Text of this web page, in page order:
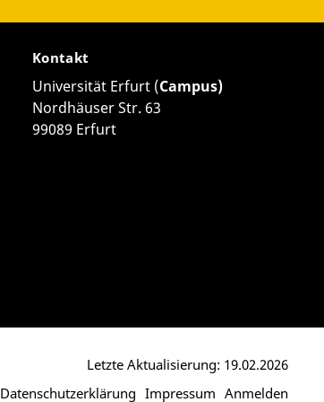
Kontakt
Universität Erfurt (Campus)
Nordhäuser Str. 63
99089 Erfurt
Datenschutzerklärung Impressum Anmelden
Letzte Aktualisierung: 19.02.2026